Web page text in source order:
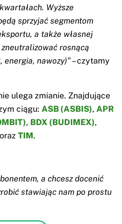
Wyższe
sprzyjać segmentom
a także własnej
rosnącą
nawozy)”– czytamy
ulega zmianie. Znajdujące
ciągu: ASB (ASBIS), APR
, BDX (BUDIMEX),
oraz TIM.
a chcesz docenić
stawiając nam po prostu